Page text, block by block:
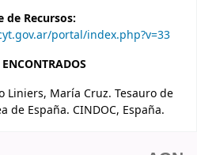
Recursos:
portal/index.php?v=33
Liniers, María Cruz. Tesauro de
de España. CINDOC, España.